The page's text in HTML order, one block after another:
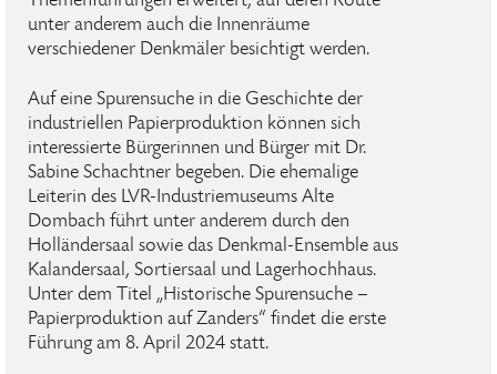
unter anderem auch die Innenräume
verschiedener Denkmäler besichtigt werden.
Auf eine Spurensuche in die Geschichte der
industriellen Papierproduktion können sich
interessierte Bürgerinnen und Bürger mit Dr.
Sabine Schachtner begeben. Die ehemalige
Leiterin des LVR-Industriemuseums Alte
Dombach führt unter anderem durch den
Holländersaal sowie das Denkmal-Ensemble aus
Kalandersaal, Sortiersaal und Lagerhochhaus.
Unter dem Titel „Historische Spurensuche –
Papierproduktion auf Zanders“ findet die erste
Führung am 8. April 2024 statt.